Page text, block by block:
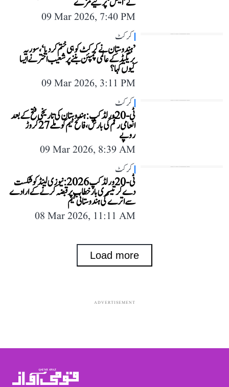
09 Mar 2026, 7:40 PM
کرکٹ
’ہندوستان نے کرکٹ کو ہی ختم کر دیا‘، سوریہ
بریگیڈ کے عالمی چمپئن بننے پر شعیب اختر نے ایسا
کیوں کہا؟
09 Mar 2026, 3:11 PM
کرکٹ
ٹی-20 ورلڈ کپ: ہندوستان کی تاریخی فتح کے بعد
انعامی رقم کی بارش، فاتح ٹیم کو ملے 27 کروڑ
روپے
09 Mar 2026, 8:39 AM
کرکٹ
ٹی-20 ورلڈ کپ 2026: نیوزی لینڈ کو شکست
دے کر تیسری بار خطاب پر قبضہ کرنے کے ارادے
سے اترے گی ہندوستانی ٹیم
08 Mar 2026, 11:11 AM
Load more
ADVERTISEMENT